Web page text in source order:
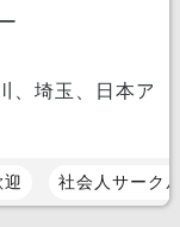
、埼玉、日本ア
社会人サーク